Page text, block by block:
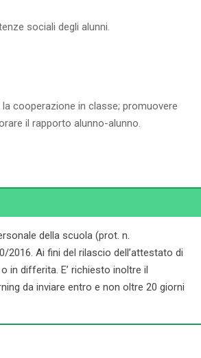
sociali degli alunni.
cooperazione in classe; promuovere
il rapporto alunno-alunno.
della scuola (prot. n.
2016. Ai fini del rilascio dell’attestato di
in differita. E’ richiesto inoltre il
da inviare entro e non oltre 20 giorni